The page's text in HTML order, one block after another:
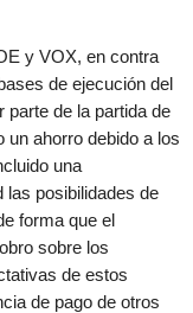
y VOX, en contra
de ejecución del
parte de la partida de
un ahorro debido a los
una
las posibilidades de
forma que el
sobre los
de estos
de pago de otros